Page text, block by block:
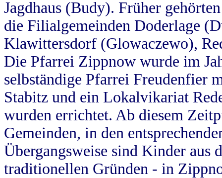
Jagdhaus (Budy). Früher
die Filialgemeinden Doderlage
Klawittersdorf (Glowaczewo),
Die Pfarrei Zippnow wurde im
selbständige Pfarrei Freudenfier
Stabitz und ein Lokalvikariat
wurden errichtet. Ab diesem
Gemeinden, in den
Übergangsweise sind Kinder aus
traditionellen Gründen - in